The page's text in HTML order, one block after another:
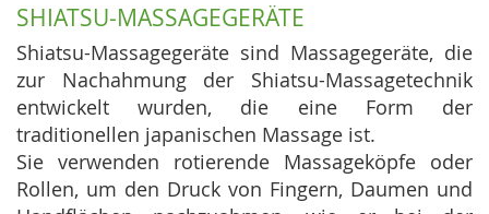
SHIATSU-MASSAGEGERÄTE
Shiatsu-Massagegeräte sind Massagegeräte, die
zur Nachahmung der Shiatsu-Massagetechnik
entwickelt wurden, die eine Form der
traditionellen japanischen Massage ist.
Sie verwenden rotierende Massageköpfe oder
Rollen, um den Druck von Fingern, Daumen und